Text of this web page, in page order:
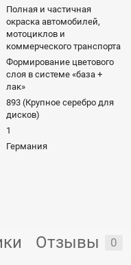
Полная и частичная
окраска автомобилей,
мотоциклов и
коммерческого транспорта
Формирование цветового
слоя в системе «база +
лак»
893 (Крупное серебро для
дисков)
1
Германия
Отзывы 0